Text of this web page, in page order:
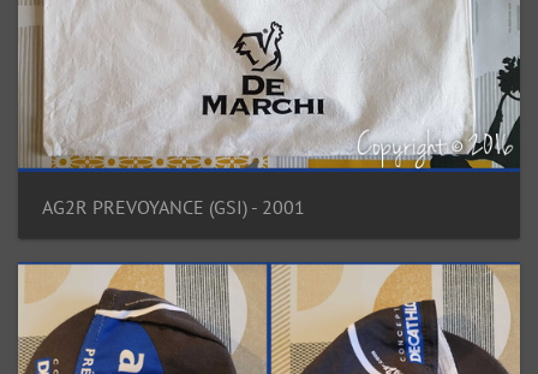
AG2R PREVOYANCE (GSI) - 2001